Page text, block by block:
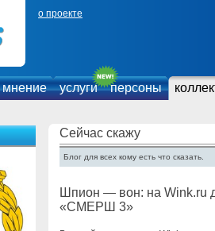
о проекте
мнение услуги персоны
Сейчас скажу
Блог для всех кому есть что сказать.
Шпион — вон: на Wink.ru
«СМЕРШ 3»